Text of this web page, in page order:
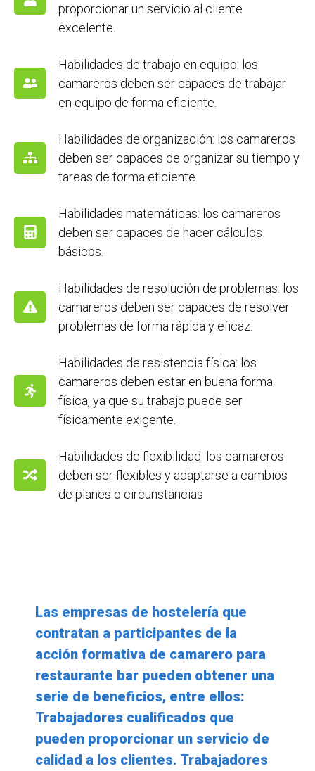
proporcionar un servicio al cliente
excelente.
Habilidades de trabajo en equipo: los
camareros deben ser capaces de trabajar
en equipo de forma eficiente.
Habilidades de organización: los camareros
deben ser capaces de organizar su tiempo y
tareas de forma eficiente.
Habilidades matemáticas: los camareros
deben ser capaces de hacer cálculos
básicos.
Habilidades de resolución de problemas: los
camareros deben ser capaces de resolver
problemas de forma rápida y eficaz.
Habilidades de resistencia física: los
camareros deben estar en buena forma
física, ya que su trabajo puede ser
físicamente exigente.
Habilidades de flexibilidad: los camareros
deben ser flexibles y adaptarse a cambios
de planes o circunstancias
Las empresas de hostelería que
contratan a participantes de la
acción formativa de camarero para
restaurante bar pueden obtener una
serie de beneficios, entre ellos:
Trabajadores cualificados que
pueden proporcionar un servicio de
calidad a los clientes. Trabajadores